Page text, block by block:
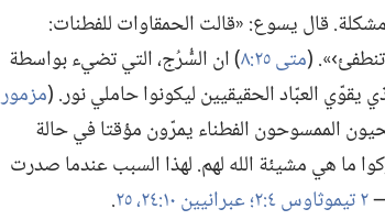
قال يسوع:‏ «قالت الحمقاوات للفطنات:‏
(‏متى ٢٥:‏٨
‏)‏ ان السُّرُج،‏ التي تضيء بواسطة
يقوّي العبّاد الحقيقيين ليكونوا حاملي نور.‏ (‏مزمور
الممسوحون الفطناء يمرّون مؤقتا في حالة
هي مشيئة الله لهم.‏ لهذا السبب عندما صدرت
٢ تيموثاوس ٤:‏٢؛‏ عبرانيين ١٠:‏٢٤،‏ ٢٥ ‏.‏